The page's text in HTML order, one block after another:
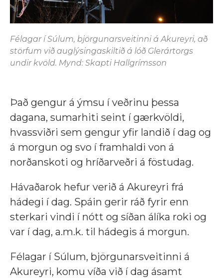
Félagar í Súlum, björgunarsveitinni á Akureyri, að
störfum við auglýsingaskiltið á lóð Glerártorgs
undir kvöld. Mynd: Skapti Hallgrímsson
Það gengur á ýmsu í veðrinu þessa
dagana, sumarhiti seint í gærkvöldi,
hvassviðri sem gengur yfir landið í dag og
á morgun og svo í framhaldi von á
norðanskoti og hríðarveðri á föstudag.
Hávaðarok hefur verið á Akureyri frá
hádegi í dag. Spáin gerir ráð fyrir enn
sterkari vindi í nótt og síðan álíka roki og
var í dag, a.m.k. til hádegis á morgun.
Félagar í Súlum, björgunarsveitinni á
Akureyri, komu víða við í dag ásamt